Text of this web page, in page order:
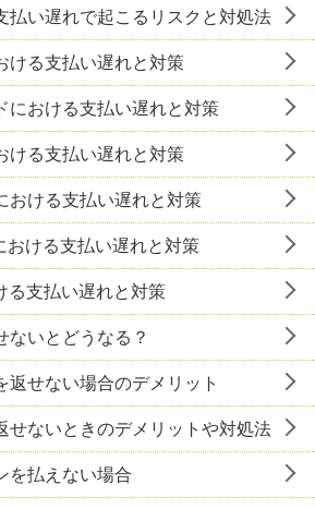
払い遅れで起こるリスクと対処法
ける支払い遅れと対策
における支払い遅れと対策
ける支払い遅れと対策
おける支払い遅れと対策
おける支払い遅れと対策
る支払い遅れと対策
ないとどうなる？
返せない場合のデメリット
せないときのデメリットや対処法
を払えない場合